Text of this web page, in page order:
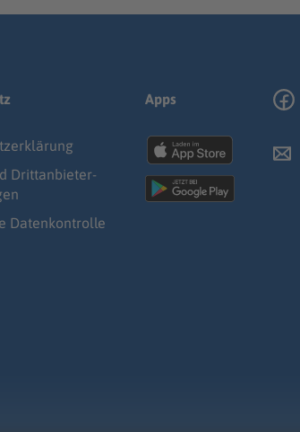
Drittanbieter-
Datenkontrolle
Apps